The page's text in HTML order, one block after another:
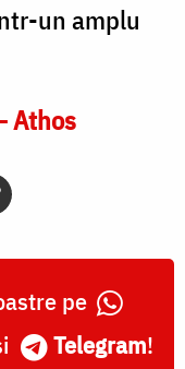
un amplu
Athos
pe
Telegram!